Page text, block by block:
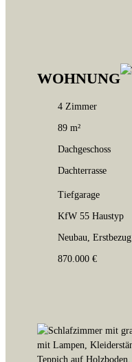
WOHNUNG
4 Zimmer
89 m²
Dachgeschoss
Dachterrasse
Tiefgarage
KfW 55 Haustyp
Neubau, Erstbezug
870.000 €